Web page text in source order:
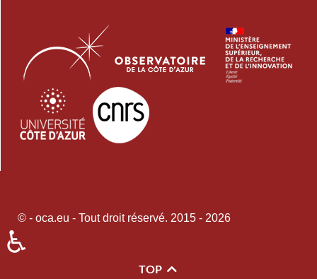
© - oca.eu - Tout droit réservé. 2015 - 2026
TOP